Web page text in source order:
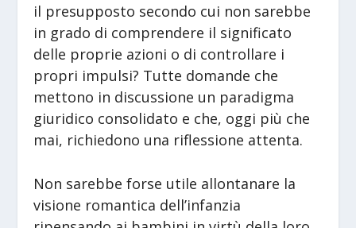
il presupposto secondo cui non sarebbe
in grado di comprendere il significato
delle proprie azioni o di controllare i
propri impulsi? Tutte domande che
mettono in discussione un paradigma
giuridico consolidato e che, oggi più che
mai, richiedono una riflessione attenta.
Non sarebbe forse utile allontanare la
visione romantica dell’infanzia